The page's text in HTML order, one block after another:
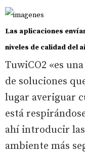
Las aplicaciones
niveles de calidad del
TuwiCO2 «es
de soluciones
lugar averiguar
está
ahí introducir
ambiente más